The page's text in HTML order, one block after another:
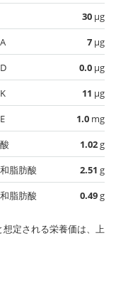
30 µg
7 µg
0.0 µg
11 µg
1.0 mg
1.02g
脂肪酸
2.51 g
脂肪酸
0.49g
定される栄養価は、上